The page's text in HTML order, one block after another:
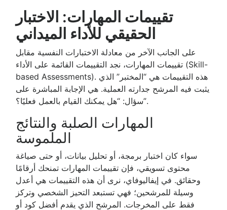
تقييمات المهارات: الاختبار
الحقيقي للأداء الميداني
على الجانب الآخر من معادلة الاختبارات النفسية مقابل
تقييمات المهارات، نجد التقييمات القائمة على الأداء (Skill-
based Assessments). هذه التقييمات هي “المختبر” الذي
يثبت فيه المرشح جدارته العملية. هي الإجابة المباشرة على
سؤال: “هل يمكنك القيام بالعمل فعليًا؟”.
المهارات الصلبة والنتائج
الملموسة
سواء كان اختبار برمجة، أو تحليل بيانات، أو حتى صياغة
محتوى تسويقي، فإن تقييمات المهارات تمنحك أرقامًا
وحقائق. في إيفاليوفاي، نرى أن هذه التقييمات هي أعدل
وسيلة للمرشحين؛ فهي تستبعد التحيز الشخصي وتركز
فقط على المخرجات. المرشح الذي يقدم أفضل كود أو